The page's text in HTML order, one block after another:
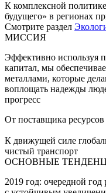
К комплексной
будущего» в регионах
Смотрите раздел
МИССИЯ
Эффективно используя
капитал, мы
металлами, которые
воплощать надежды
прогресс
От поставщика ресурсов
К движущей силе
чистый транспорт
ОСНОВНЫЕ
2019 год: очередной год